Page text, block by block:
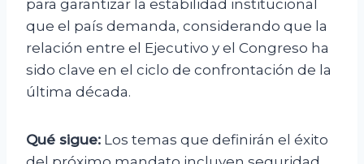
para garantizar la estabilidad institucional
que el país demanda, considerando que la
relación entre el Ejecutivo y el Congreso ha
sido clave en el ciclo de confrontación de la
última década.
Qué sigue: Los temas que definirán el éxito